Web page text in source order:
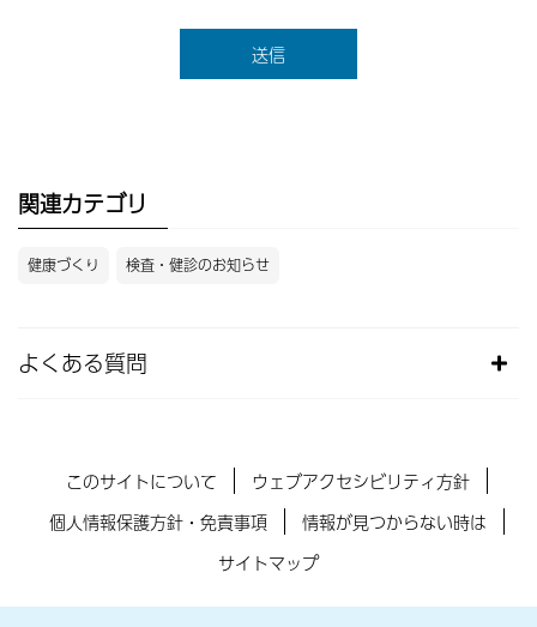
関連カテゴリ
健康づくり 検査・健診のお知らせ
よくある質問
このサイトについて
ウェブアクセシビリティ方針
個人情報保護方針・免責事項
情報が見つからない時は
サイトマップ